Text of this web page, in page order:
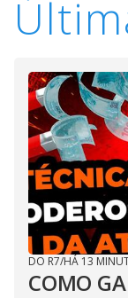
DO R7/HÁ 13
COMO